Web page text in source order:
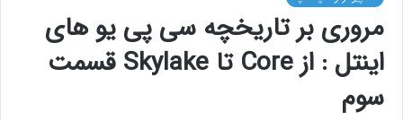
مروری بر تاریخچه سی پی یو های
اینتل : از Core تا Skylake قسمت
سوم